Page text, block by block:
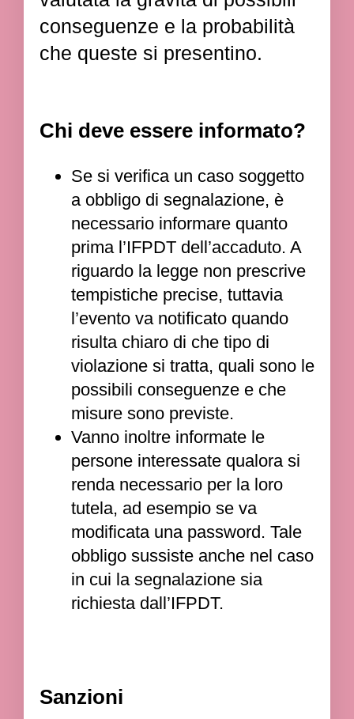
conseguenze e la probabilità
che queste si presentino.
Chi deve essere informato?
Se si verifica un caso soggetto
a obbligo di segnalazione, è
necessario informare quanto
prima l’IFPDT dell’accaduto. A
riguardo la legge non prescrive
tempistiche precise, tuttavia
l’evento va notificato quando
risulta chiaro di che tipo di
violazione si tratta, quali sono le
possibili conseguenze e che
misure sono previste.
Vanno inoltre informate le
persone interessate qualora si
renda necessario per la loro
tutela, ad esempio se va
modificata una password. Tale
obbligo sussiste anche nel caso
in cui la segnalazione sia
richiesta dall’IFPDT.
Sanzioni